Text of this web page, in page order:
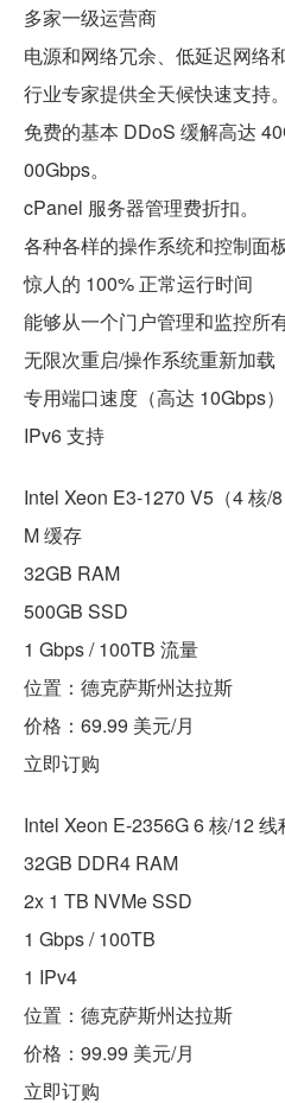
多家一级运营商
电源和网络冗余、低延迟网络
行业专家提供全天候快速支持。
免费的基本 DDoS 缓解高达
00Gbps。
cPanel 服务器管理费折扣。
各种各样的操作系统和控制面板
惊人的 100% 正常运行时间
能够从一个门户管理和监控所
无限次重启/操作系统重新加载
专用端口速度（高达 10Gbps）
IPv6 支持
Intel Xeon E3-1270 V5（4 核/
M 缓存
32GB RAM
500GB SSD
1 Gbps / 100TB 流量
位置：德克萨斯州达拉斯
价格：69.99 美元/月
立即订购
Intel Xeon E-2356G 6 核/12 线
32GB DDR4 RAM
2x 1 TB NVMe SSD
1 Gbps / 100TB
1 IPv4
位置：德克萨斯州达拉斯
价格：99.99 美元/月
立即订购